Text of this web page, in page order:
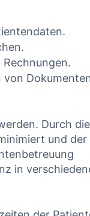
von
Durch die
und der⁢
in